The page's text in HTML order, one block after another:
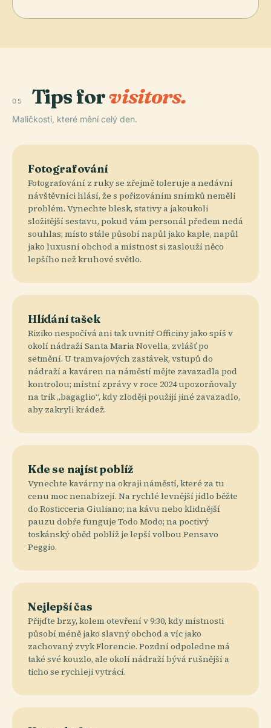
05 Tips forvisitors.
Maličkosti, které mění celý den.
Fotografování
Fotografování z ruky se zřejmě toleruje a nedávní
návštěvníci hlásí, že s pořizováním snímků neměli
problém. Vynechte blesk, stativy a jakoukoli
složitější sestavu, pokud vám personál předem nedá
souhlas; místo stále působí napůl jako kaple, napůl
jako luxusní obchod a místnost si zaslouží něco
lepšího než kruhové světlo.
Hlídání tašek
Riziko nespočívá ani tak uvnitř Officiny jako spíš v
okolí nádraží Santa Maria Novella, zvlášť po
setmění. U tramvajových zastávek, vstupů do
nádraží a kaváren na náměstí mějte zavazadla pod
kontrolou; místní zprávy v roce 2024 upozorňovaly
na trik „bagaglio“, kdy zloději použijí jiné zavazadlo,
aby zakryli krádež.
Kde se najíst poblíž
Vynechte kavárny na okraji náměstí, které za tu
cenu moc nenabízejí. Na rychlé levnější jídlo běžte
do Rosticceria Giuliano; na kávu nebo klidnější
pauzu dobře funguje Todo Modo; na poctivý
toskánský oběd poblíž je lepší volbou Pensavo
Peggio.
Nejlepší čas
Přijďte brzy, kolem otevření v 9:30, kdy místnosti
působí méně jako slavný obchod a víc jako
zachovaný zvyk Florencie. Pozdní odpoledne má
také své kouzlo, ale okolí nádraží bývá rušnější a
ticho se rychleji vytrácí.